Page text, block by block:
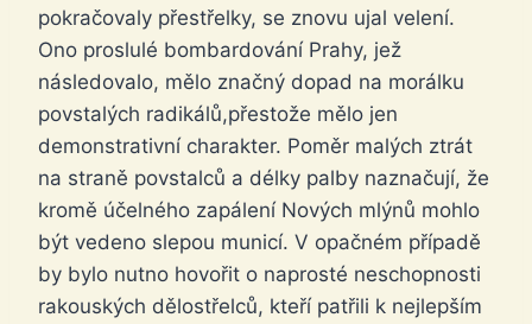
pokračovaly přestřelky, se znovu ujal velení.
Ono proslulé bombardování Prahy, jež
následovalo, mělo značný dopad na morálku
povstalých radikálů,přestože mělo jen
demonstrativní charakter. Poměr malých ztrát
na straně povstalců a délky palby naznačují, že
kromě účelného zapálení Nových mlýnů mohlo
být vedeno slepou municí. V opačném případě
by bylo nutno hovořit o naprosté neschopnosti
rakouských dělostřelců, kteří patřili k nejlepším